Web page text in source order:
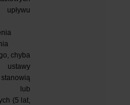
chyba
lub
(5 lat,